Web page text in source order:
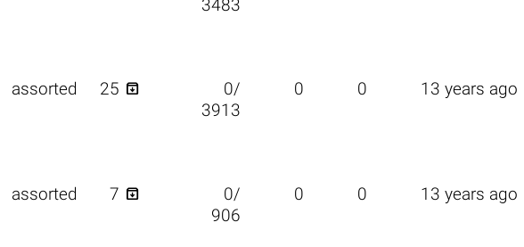
3483
assorted 25 
0/
3913
0 0 13 years ago
assorted 7 
0/
906
0 0 13 years ago